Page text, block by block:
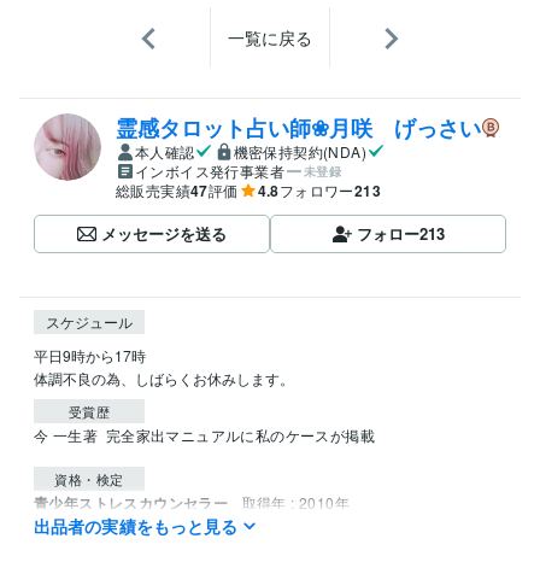
一覧に戻る
霊感タロット占い師❀月咲 げっさい
本人確認
機密保持契約(NDA)
インボイス発行事業者
未登録
総販売実績47評価 4.8フォロワー213
メッセージを送る フォロー213
スケジュール
平日9時から17時
受賞歴
今 一生著  完全家出マニュアルに私のケースが掲載
資格・検定
青少年ストレスカウンセラー 取得年 : 2010年
普通自動車免許 取得年 : 2009年
出品者の実績をもっと見る